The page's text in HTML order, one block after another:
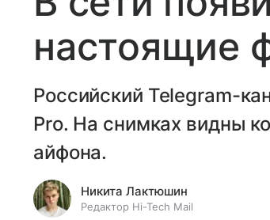
настоящие
Российский Telegram-
Pro. На снимках видны
айфона.
Никита Лактюшин
Редактор Hi-Tech Mail